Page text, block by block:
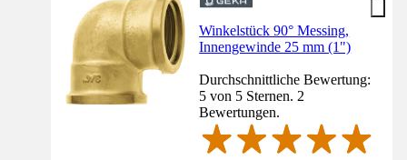
Winkelstück 90° Messing,
Innengewinde 25 mm (1")
Durchschnittliche Bewertung:
5 von 5 Sternen. 2
Bewertungen.